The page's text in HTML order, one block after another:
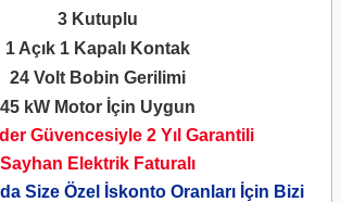
3 Kutuplu
1 Açık 1 Kapalı Kontak
24 Volt Bobin Gerilimi
45 kW Motor İçin Uygun
Güvencesiyle 2 Yıl Garantili
Sayhan Elektrik Faturalı
Size Özel İskonto Oranları İçin Bizi